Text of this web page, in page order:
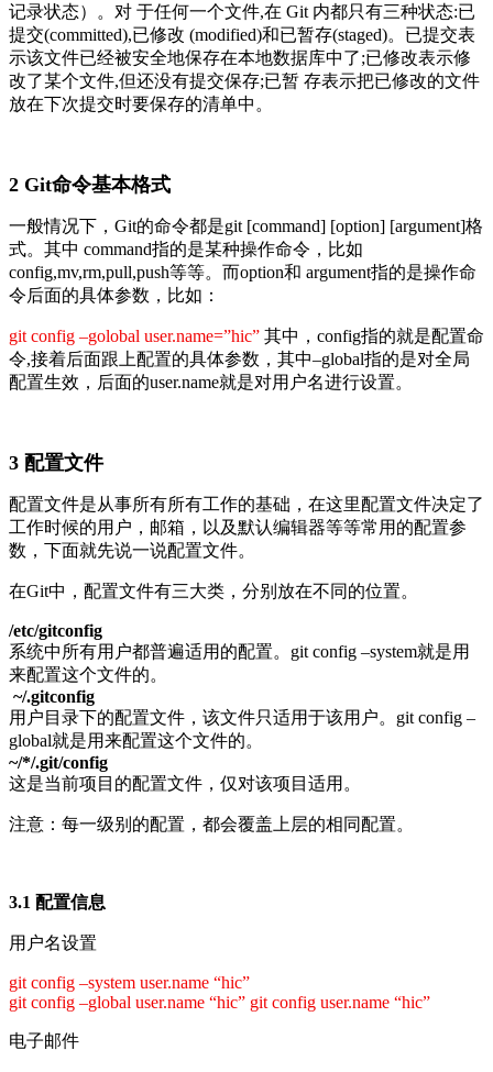
记录状态）。 对 于任何一个文件,在 Git 内都只有三种状态:已
提交(committed),已修改 (modified)和已暂存(staged)。已提交表
示该文件已经被安全地保存在本地数据库中了;已修改表示修
改了某个文件,但还没有提交保存;已暂 存表示把已修改的文件
放在下次提交时要保存的清单中。
2 Git命令基本格式
一般情况下，Git的命令都是git [command] [option] [argument]格
式。其中 command指的是某种操作命令，比如
config,mv,rm,pull,push等等。而option和 argument指的是操作命
令后面的具体参数，比如：
git config –golobal user.name=”hic” 其中，config指的就是配置命
令,接着后面跟上配置的具体参数，其中–global指的是对全局
配置生效，后面的user.name就是对用户名进行设置。
3 配置文件
配置文件是从事所有所有工作的基础，在这里配置文件决定了
工作时候的用户，邮箱，以及默认编辑器等等常用的配置参
数，下面就先说一说配置文件。
在Git中，配置文件有三大类，分别放在不同的位置。
/etc/gitconfig
系统中所有用户都普遍适用的配置。git config –system就是用
来配置这个文件的。
~/.gitconfig
用户目录下的配置文件，该文件只适用于该用户。git config –
global就是用来配置这个文件的。
~/*/.git/config
这是当前项目的配置文件，仅对该项目适用。
注意：每一级别的配置，都会覆盖上层的相同配置。
3.1 配置信息
用户名设置
git config –system user.name “hic”
git config –global user.name “hic” git config user.name “hic”
电子邮件